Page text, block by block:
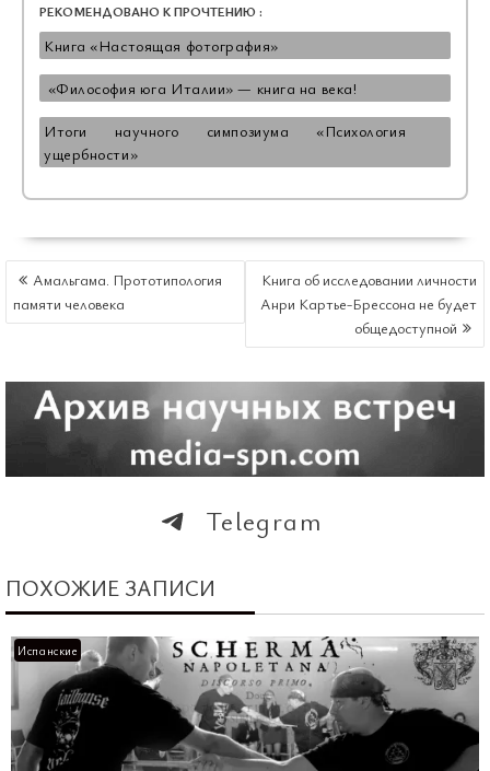
РЕКОМЕНДОВАНО К ПРОЧТЕНИЮ :
Книга «Настоящая фотография»
«Философия юга Италии» — книга на века!
Итоги научного симпозиума «Психология
ущербности»
НАВИГАЦИЯ
ПО
ЗАПИСЯМ
Амальгама. Прототипология
памяти человека
Книга об исследовании личности
Анри Картье-Брессона не будет
общедоступной
Telegram
ПОХОЖИЕ ЗАПИСИ
Испанские